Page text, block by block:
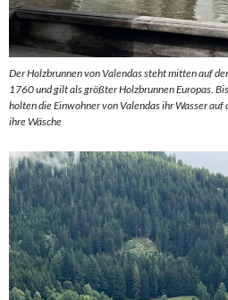
Der Holzbrunnen von Valendas steht mitten auf
1760 und gilt als größter Holzbrunnen Europas.
holten die Einwohner von Valendas ihr Wasser
ihre Wäsche